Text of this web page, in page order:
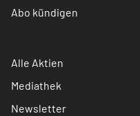
Abo kündigen
Alle Aktien
Mediathek
Newsletter